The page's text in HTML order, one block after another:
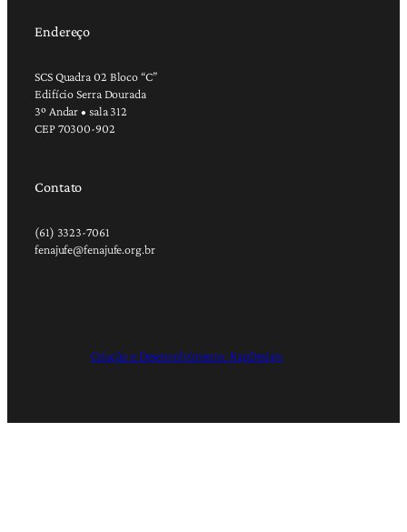
Endereço
SCS Quadra 02 Bloco “C”
Edifício Serra Dourada
3º Andar • sala 312
CEP 70300-902
Contato
(61) 3323-7061
fenajufe@fenajufe.org.br
Criação e Desenvolvimento: RapDesign